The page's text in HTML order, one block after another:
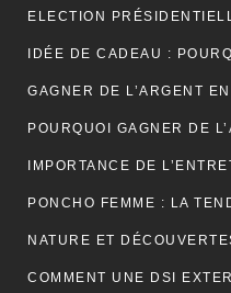
POURQUOI GAGNER DE